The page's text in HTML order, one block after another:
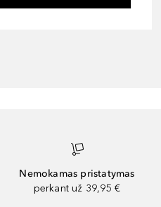
Nemokamas pristatymas
perkant už 39,95 €